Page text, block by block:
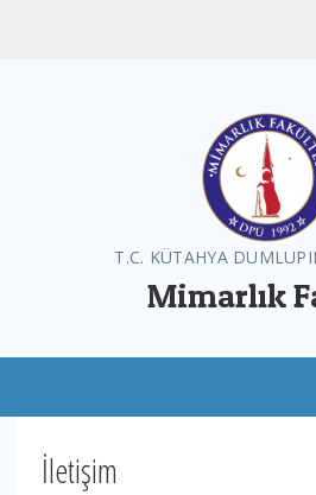
T.C. KÜTAHYA
Mimarlık
İletişim